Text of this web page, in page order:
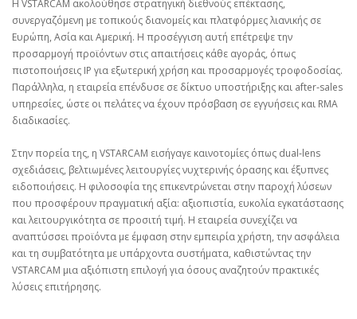
Η VSTARCAM ακολούθησε στρατηγική διεθνούς επέκτασης,
συνεργαζόμενη με τοπικούς διανομείς και πλατφόρμες λιανικής σε
Ευρώπη, Ασία και Αμερική. Η προσέγγιση αυτή επέτρεψε την
προσαρμογή προϊόντων στις απαιτήσεις κάθε αγοράς, όπως
πιστοποιήσεις IP για εξωτερική χρήση και προσαρμογές τροφοδοσίας.
Παράλληλα, η εταιρεία επένδυσε σε δίκτυο υποστήριξης και after‑sales
υπηρεσίες, ώστε οι πελάτες να έχουν πρόσβαση σε εγγυήσεις και RMA
διαδικασίες.
Στην πορεία της, η VSTARCAM εισήγαγε καινοτομίες όπως dual‑lens
σχεδιάσεις, βελτιωμένες λειτουργίες νυχτερινής όρασης και έξυπνες
ειδοποιήσεις. Η φιλοσοφία της επικεντρώνεται στην παροχή λύσεων
που προσφέρουν πραγματική αξία: αξιοπιστία, ευκολία εγκατάστασης
και λειτουργικότητα σε προσιτή τιμή. Η εταιρεία συνεχίζει να
αναπτύσσει προϊόντα με έμφαση στην εμπειρία χρήστη, την ασφάλεια
και τη συμβατότητα με υπάρχοντα συστήματα, καθιστώντας την
VSTARCAM μια αξιόπιστη επιλογή για όσους αναζητούν πρακτικές
λύσεις επιτήρησης.